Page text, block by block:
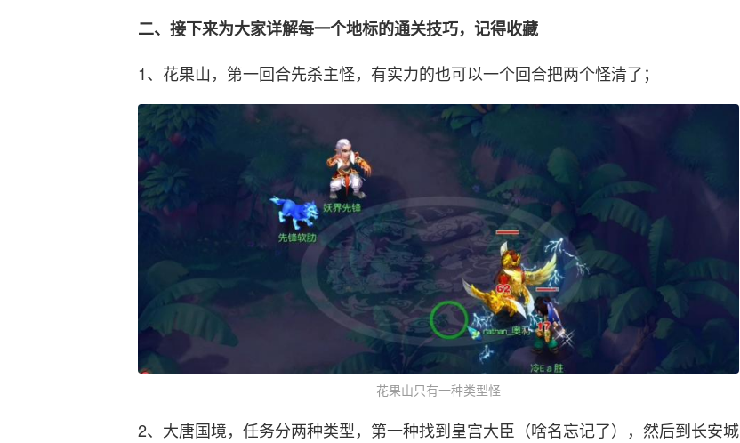
二、接下来为大家详解每一个地标的通关技巧，记得收藏
1、花果山，第一回合先杀主怪，有实力的也可以一个回合把两个怪清了；
花果山只有一种类型怪
2、大唐国境，任务分两种类型，第一种找到皇宫大臣（啥名忘记了），然后到长安城